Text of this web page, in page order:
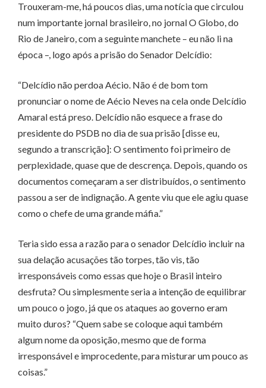
Trouxeram-me, há poucos dias, uma notícia que circulou
num importante jornal brasileiro, no jornal O Globo, do
Rio de Janeiro, com a seguinte manchete – eu não li na
época –, logo após a prisão do Senador Delcídio:
“Delcídio não perdoa Aécio. Não é de bom tom
pronunciar o nome de Aécio Neves na cela onde Delcídio
Amaral está preso. Delcídio não esquece a frase do
presidente do PSDB no dia de sua prisão [disse eu,
segundo a transcrição]: O sentimento foi primeiro de
perplexidade, quase que de descrença. Depois, quando os
documentos começaram a ser distribuídos, o sentimento
passou a ser de indignação. A gente viu que ele agiu quase
como o chefe de uma grande máfia.”
Teria sido essa a razão para o senador Delcídio incluir na
sua delação acusações tão torpes, tão vis, tão
irresponsáveis como essas que hoje o Brasil inteiro
desfruta? Ou simplesmente seria a intenção de equilibrar
um pouco o jogo, já que os ataques ao governo eram
muito duros? “Quem sabe se coloque aqui também
algum nome da oposição, mesmo que de forma
irresponsável e improcedente, para misturar um pouco as
coisas.”